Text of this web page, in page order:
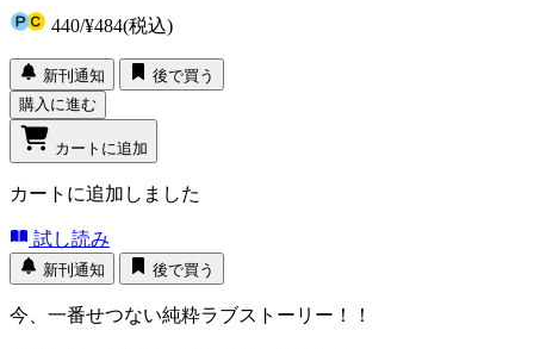
440/¥484(税込)
新刊通知
後で買う
購入に進む
カートに追加
カートに追加しました
試し読み
新刊通知 後で買う
今、一番せつない純粋ラブストーリー！！